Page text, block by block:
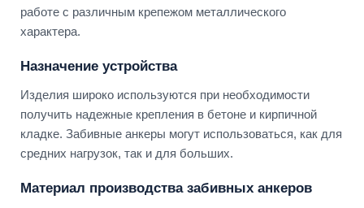
работе с различным крепежом металлического
характера.
Назначение устройства
Изделия широко используются при необходимости
получить надежные крепления в бетоне и кирпичной
кладке. Забивные анкеры могут использоваться, как для
средних нагрузок, так и для больших.
Материал производства забивных анкеров